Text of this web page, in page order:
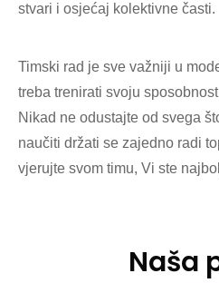
stvari i osjećaj kolektivne časti.
Timski rad je sve važniji u
treba trenirati svoju
Nikad ne odustajte od svega
naučiti držati se zajedno radi
vjerujte svom timu, Vi ste
Naša